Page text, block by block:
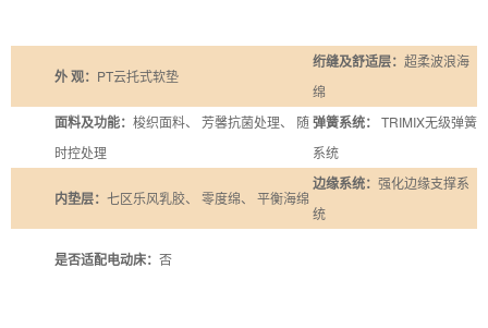
外 观： PT云托式软垫
绗缝及舒适层： 超柔波浪海
绵
面料及功能： 梭织面料、 芳馨抗菌处理、 随
时控处理
弹簧系统： TRIMIX无级弹簧
系统
内垫层： 七区乐风乳胶、 零度绵、 平衡海绵
边缘系统： 强化边缘支撑系
统
是否适配电动床： 否